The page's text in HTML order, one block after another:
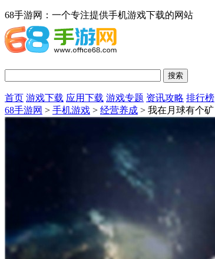
68手游网：一个专注提供手机游戏下载的网站
首页 游戏下载 应用下载 游戏专题 资讯攻略 排行榜
68手游网 > 手机游戏 > 经营养成 > 我在月球有个矿